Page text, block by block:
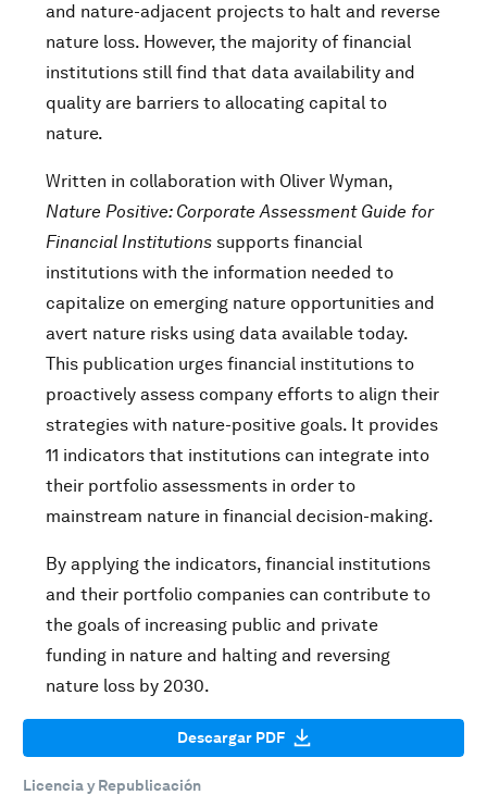
and nature-adjacent projects to halt and reverse
nature loss. However, the majority of financial
institutions still find that data availability and
quality are barriers to allocating capital to
nature.
Written in collaboration with Oliver Wyman,
Nature Positive: Corporate Assessment Guide for
Financial Institutions supports financial
institutions with the information needed to
capitalize on emerging nature opportunities and
avert nature risks using data available today.
This publication urges financial institutions to
proactively assess company efforts to align their
strategies with nature-positive goals. It provides
11 indicators that institutions can integrate into
their portfolio assessments in order to
mainstream nature in financial decision-making.
By applying the indicators, financial institutions
and their portfolio companies can contribute to
the goals of increasing public and private
funding in nature and halting and reversing
nature loss by 2030.
Descargar PDF
Licencia y Republicación